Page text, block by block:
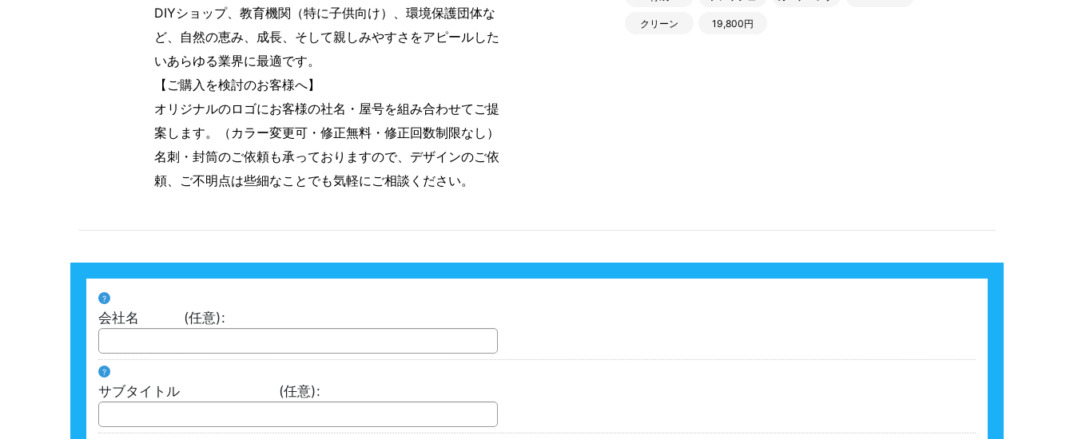
DIYショップ、教育機関（特に子供向け）、環境保護団体な
ど、自然の恵み、成長、そして親しみやすさをアピールした
いあらゆる業界に最適です。
【ご購入を検討のお客様へ】
オリジナルのロゴにお客様の社名・屋号を組み合わせてご提
案します。（カラー変更可・修正無料・修正回数制限なし）
名刺・封筒のご依頼も承っておりますので、デザインのご依
頼、ご不明点は些細なことでも気軽にご相談ください。
クリーン 19,800円
?
会社名 (任意):
?
サブタイトル (任意):